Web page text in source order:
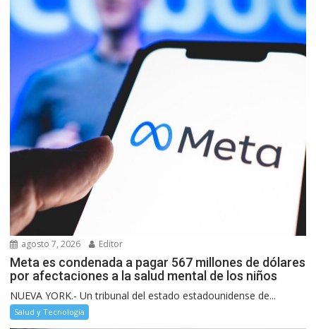
agosto 7, 2026 Editor
Meta es condenada a pagar 567 millones de dólares
por afectaciones a la salud mental de los niños
NUEVA YORK.- Un tribunal del estado estadounidense de...
Salud y Tecnología